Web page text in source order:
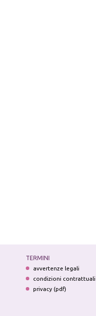
TERMINI
avvertenze legali
condizioni contrattuali
privacy (pdf)